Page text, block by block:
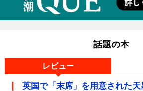
話題の本
レビュー
英国で「末席」を用意された天